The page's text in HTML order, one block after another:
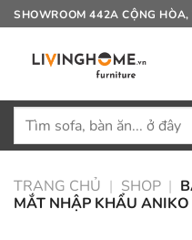
Bỏ
qua
SHOWROOM 442A CỘNG
Tìm
TRANG CHỦ | SHOP |
MẮT NHẬP KHẨU ANIKO